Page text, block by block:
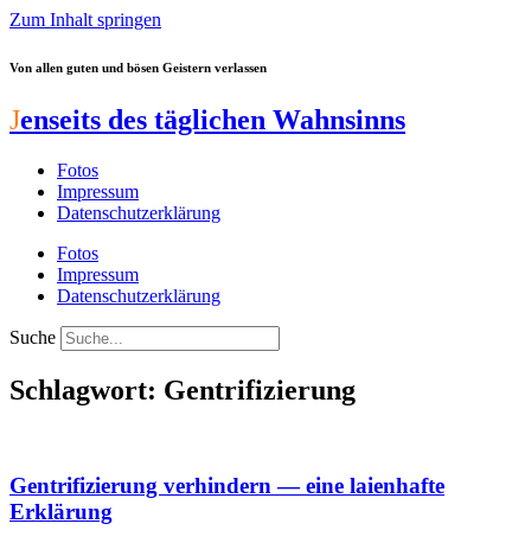
Zum Inhalt springen
Von allen guten und bösen Geistern verlassen
Jenseits des täglichen Wahnsinns
Fotos
Impressum
Datenschutzerklärung
Fotos
Impressum
Datenschutzerklärung
Suche
Schlagwort: Gentrifizierung
Gentrifizierung verhindern — eine laienhafte
Erklärung